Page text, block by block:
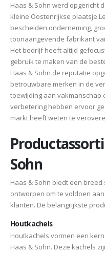
Haas & Sohn werd opgericht
kleine Oostenrijkse plaatsje
bescheiden onderneming,
toonaangevende fabrikant
Het bedrijf heeft altijd
gebruik te maken van de
Haas & Sohn de reputatie
betrouwbare merken in de
toewijding aan vakmanschap
verbetering hebben ervoor
markt heeft weten te
Sohn
Haas & Sohn biedt een
ontworpen om te voldoen
klanten. De belangrijkste
Houtkachels
Houtkachels vormen een
Haas & Sohn. Deze kachels